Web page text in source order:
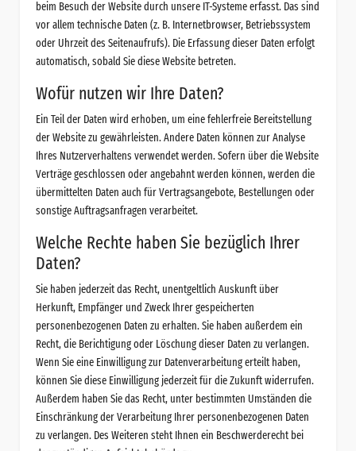
beim Besuch der Website durch unsere IT-Systeme erfasst. Das sind
vor allem technische Daten (z. B. Internetbrowser, Betriebssystem
oder Uhrzeit des Seitenaufrufs). Die Erfassung dieser Daten erfolgt
automatisch, sobald Sie diese Website betreten.
Wofür nutzen wir Ihre Daten?
Ein Teil der Daten wird erhoben, um eine fehlerfreie Bereitstellung
der Website zu gewährleisten. Andere Daten können zur Analyse
Ihres Nutzerverhaltens verwendet werden. Sofern über die Website
Verträge geschlossen oder angebahnt werden können, werden die
übermittelten Daten auch für Vertragsangebote, Bestellungen oder
sonstige Auftragsanfragen verarbeitet.
Welche Rechte haben Sie bezüglich Ihrer
Daten?
Sie haben jederzeit das Recht, unentgeltlich Auskunft über
Herkunft, Empfänger und Zweck Ihrer gespeicherten
personenbezogenen Daten zu erhalten. Sie haben außerdem ein
Recht, die Berichtigung oder Löschung dieser Daten zu verlangen.
Wenn Sie eine Einwilligung zur Datenverarbeitung erteilt haben,
können Sie diese Einwilligung jederzeit für die Zukunft widerrufen.
Außerdem haben Sie das Recht, unter bestimmten Umständen die
Einschränkung der Verarbeitung Ihrer personenbezogenen Daten
zu verlangen. Des Weiteren steht Ihnen ein Beschwerderecht bei